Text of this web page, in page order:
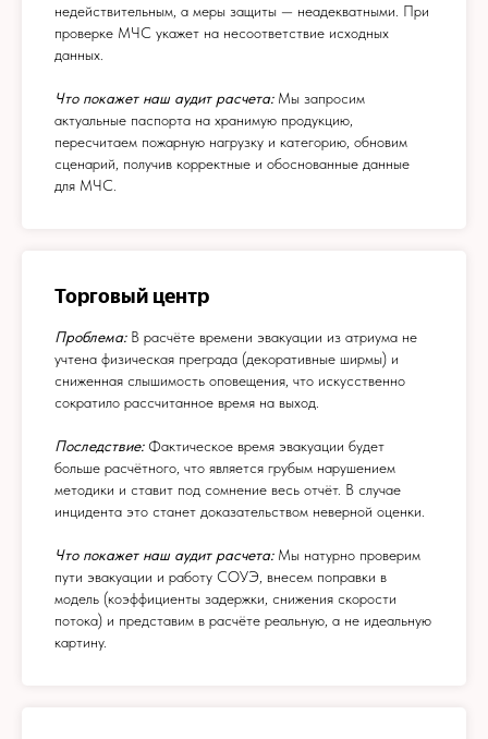
недействительным, а меры защиты — неадекватными. При
проверке МЧС укажет на несоответствие исходных
данных.
Что покажет наш аудит расчета: Мы запросим
актуальные паспорта на хранимую продукцию,
пересчитаем пожарную нагрузку и категорию, обновим
сценарий, получив корректные и обоснованные данные
для МЧС.
Торговый центр
Проблема: В расчёте времени эвакуации из атриума не
учтена физическая преграда (декоративные ширмы) и
сниженная слышимость оповещения, что искусственно
сократило рассчитанное время на выход.
Последствие:Фактическое время эвакуации будет
больше расчётного, что является грубым нарушением
методики и ставит под сомнение весь отчёт. В случае
инцидента это станет доказательством неверной оценки.
Что покажет наш аудит расчета: Мы натурно проверим
пути эвакуации и работу СОУЭ, внесем поправки в
модель (коэффициенты задержки, снижения скорости
потока) и представим в расчёте реальную, а не идеальную
картину.